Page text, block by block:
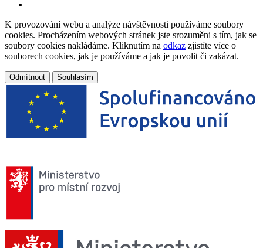
K provozování webu a analýze návštěvnosti používáme soubory
cookies. Procházením webových stránek jste srozuměni s tím, jak se
soubory cookies nakládáme. Kliknutím na odkaz zjistíte více o
souborech cookies, jak je používáme a jak je povolit či zakázat.
Odmítnout Souhlasím